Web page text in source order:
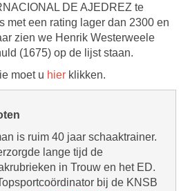
DE AJEDREZ te
met een rating lager dan 2300 en
zien we Henrik Westerweele
(1675) op de lijst staan.
moet u hier klikken.
is ruim 40 jaar schaaktrainer.
lange tijd de
in Trouw en het ED.
bij de KNSB